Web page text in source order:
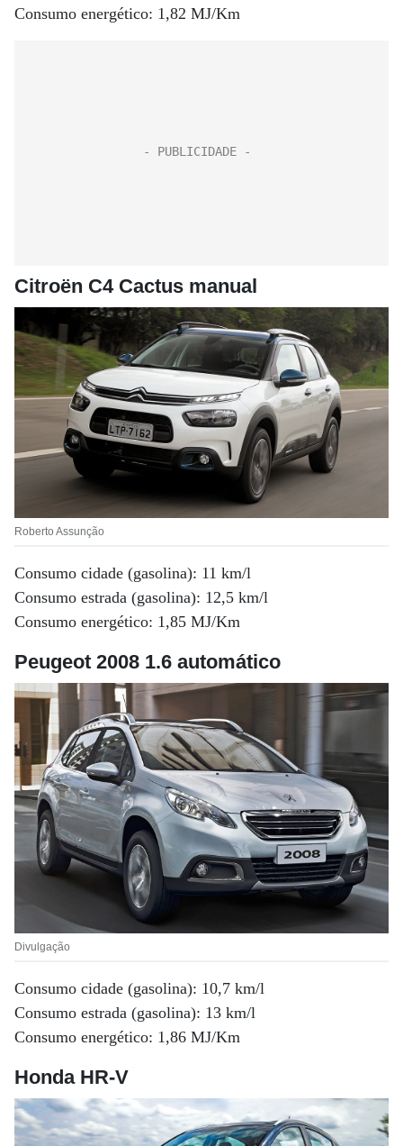
Consumo energético: 1,82 MJ/Km
Citroën C4 Cactus manual
Roberto Assunção
Consumo cidade (gasolina): 11 km/l
Consumo estrada (gasolina): 12,5 km/l
Consumo energético: 1,85 MJ/Km
Peugeot 2008 1.6 automático
Divulgação
Consumo cidade (gasolina): 10,7 km/l
Consumo estrada (gasolina): 13 km/l
Consumo energético: 1,86 MJ/Km
Honda HR-V